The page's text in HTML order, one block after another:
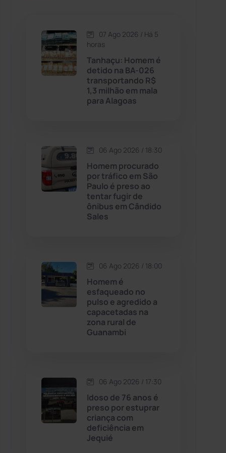
Caetité (1504)
Candiba (157)
Cândido Sales
Caturama
Chapada Diamantina
Cordeiros
Dom Basílio
Érico Cardoso
Esportes
07 Ago 2026 / Há 5
horas
Tanhaçu: Homem é
detido na BA-026
transportando R$
1,3 milhão em mala
para Alagoas
06 Ago 2026 / 18:30
Homem procurado
por tráfico em São
Paulo é preso ao
tentar fugir de
ônibus em Cândido
Sales
06 Ago 2026 / 18:00
Homem é
esfaqueado no
pulso e agredido a
capacetadas na
zona rural de
Guanambi
06 Ago 2026 / 17:30
Idoso de 76 anos é
preso por estuprar
criança com
deficiência em
Jequié